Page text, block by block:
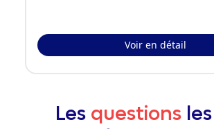
Voir en détail
Les questions